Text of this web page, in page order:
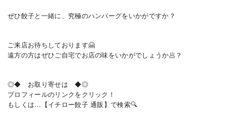
ぜひ餃子と一緒に、究極のハンバーグをいかがですか？
ご来店お待ちしております🤗
遠方の方はぜひご自宅でお店の味をいかがでしょうか🥟？
◎◆ お取り寄せは ◆◎
プロフィールのリンクをクリック！
もしくは…【イチロー餃子 通販】で検索🔍